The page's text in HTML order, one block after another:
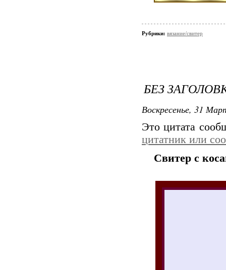
Рубрики: вязание/свитер
БЕЗ
Воскресенье, 31
Это цитата
цитатник или
Свитер с